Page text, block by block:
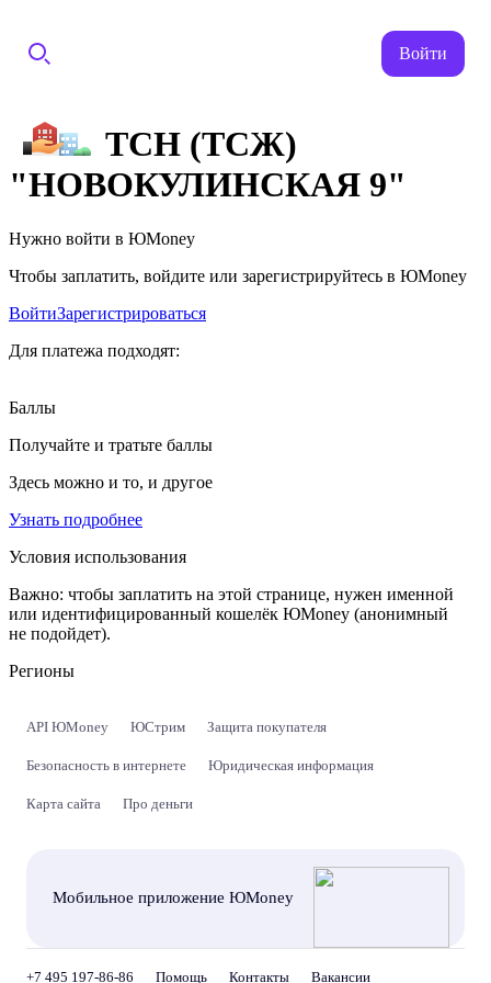
Войти
ТСН (ТСЖ)
"НОВОКУЛИНСКАЯ 9"
Нужно войти в ЮMoney
Чтобы заплатить, войдите или зарегистрируйтесь в ЮMoney
ВойтиЗарегистрироваться
Для платежа подходят:
Баллы
Получайте и тратьте баллы
Здесь можно и то, и другое
Узнать подробнее
Условия использования
Важно: чтобы заплатить на этой странице, нужен именной
или идентифицированный кошелёк ЮMoney (анонимный
не подойдет).
Регионы
API ЮMoney ЮСтрим Защита покупателя
Безопасность в интернете Юридическая информация
Карта сайта Про деньги
Мобильное приложение ЮMoney
+7 495 197-86-86 Помощь Контакты Вакансии